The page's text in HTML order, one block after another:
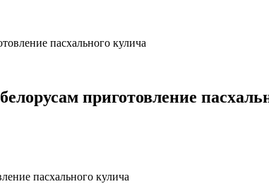
пасхального кулича
приготовление